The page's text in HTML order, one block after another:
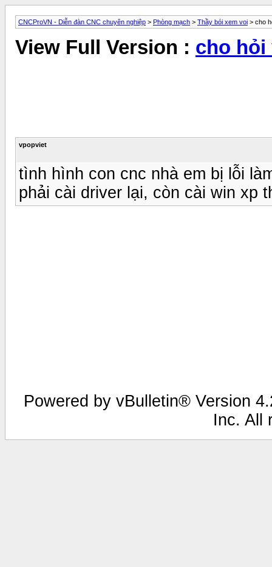
CNCProVN - Diễn đàn CNC chuyên nghiệp > Phòng mạch > Thầy bói xem voi > cho
View Full Version : cho hỏi
vpopviet
tình hình con cnc nhà em bị lỗi
phải cài driver lại, còn cài win xp
Powered by vBulletin® Version
Inc. All